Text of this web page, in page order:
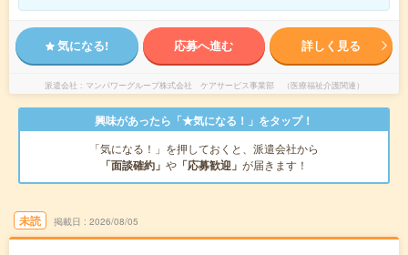
気になる! 応募へ進む 詳しく見る
派遣会社 マンパワーグループ株式会社 ケアサービス事業部 （医療福祉介護関連）
興味があったら「★気になる！」をタップ！
「気になる！」を押しておくと、派遣会社から
「面談確約」 や 「応募歓迎」 が届きます！
未読 掲載日 2026/08/05